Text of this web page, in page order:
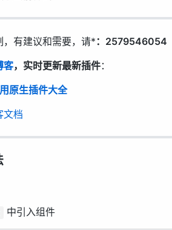
有建议和需要，请*：2579546054
客，实时更新最新插件：
原生插件大全
文档
中引入组件